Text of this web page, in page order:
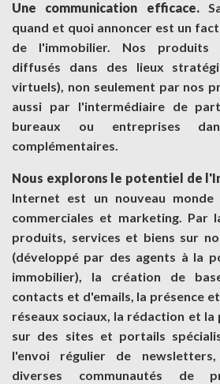
Une communication efficace.
quand et quoi annoncer est un
de l'immobilier. Nos produits
diffusés dans des lieux
virtuels), non seulement par nos
aussi par l'intermédiaire de
bureaux ou entreprises
complémentaires.
Nous explorons le potentiel de
Internet est un nouveau
commerciales et marketing. Par
produits, services et biens sur
(développé par des agents à la
immobilier), la création de
contacts et d'emails, la présence
réseaux sociaux, la rédaction et
sur des sites et portails
l'envoi régulier de
diverses communautés de